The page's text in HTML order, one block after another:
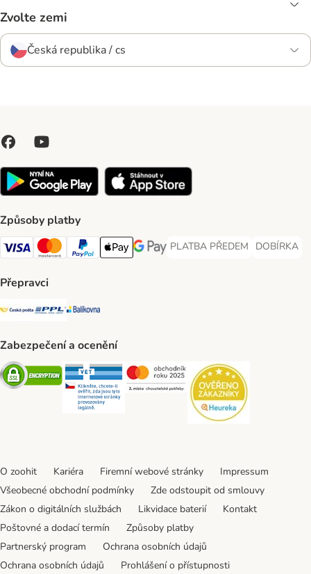
Zvolte zemi
Česká republika / cs
Způsoby platby
Visa Payment Method
Mastercard Payment Method
PayPal Payment Method
Apple pay Payment Method
GooglePay Payment Method
PLATBA PŘEDEM
PLATBA PŘEDEM Payment
DOBÍRKA
DOBÍRKA
Přepravci
Česká pošta Shipping Method
PPL Shipping Method
Balíkovna Shipping Method
Zabezpečení a ocenění
Security Security Security
O zoohit Kariéra Firemní webové stránky
Impressum
Všeobecné obchodní podmínky
Zde odstoupit od smlouvy
Zákon o digitálních službách
Likvidace baterií
Kontakt
Poštovné a dodací termín
Způsoby platby
Partnerský program
Ochrana osobních údajů
Ochrana osobních údajů
Prohlášení o přístupnosti